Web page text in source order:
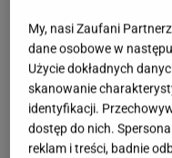
tajskich, czyli około
Interia, jest to
pracy Polaka
Warto wspomnieć,
pochodząca z
My, nasi Zaufani
dane osobowe w
Użycie dokładnych
skanowanie
identyfikacji.
dostęp do nich.
reklam i treści, badnie